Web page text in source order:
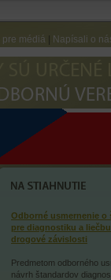
pre médiá Napísali o
NA STIAHNUTIE
Odborné usmernenie o
pre diagnostiku a
drogové závislosti
Predmetom odborného
návrh štandardov